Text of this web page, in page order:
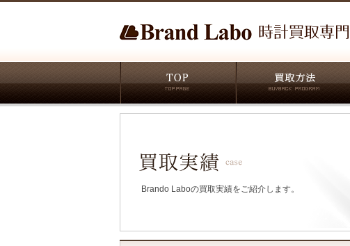
Brando Laboの買取実績をご紹介します。